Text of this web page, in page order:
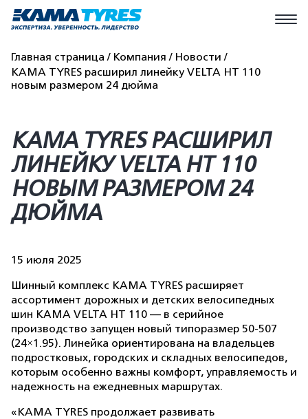
Главная страница Компания
Новости
KAMA TYRES расширил линейку VELTA HT 110
новым размером 24 дюйма
KAMA TYRES РАСШИРИЛ
ЛИНЕЙКУ VELTA HT 110
НОВЫМ РАЗМЕРОМ 24
ДЮЙМА
15 июля 2025
Шинный комплекс KAMA TYRES расширяет
ассортимент дорожных и детских велосипедных
шин KAMA VELTA HT 110 — в серийное
производство запущен новый типоразмер 50-507
(24×1.95). Линейка ориентирована на владельцев
подростковых, городских и складных велосипедов,
которым особенно важны комфорт, управляемость и
надежность на ежедневных маршрутах.
«KAMA TYRES продолжает развивать